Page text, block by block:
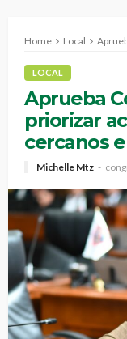
Home Local Aprueba
LOCAL
Aprueba
priorizar
cercanos
Michelle Mtz